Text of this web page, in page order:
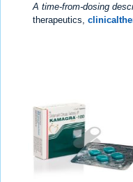
A time-from-dosing
therapeutics,